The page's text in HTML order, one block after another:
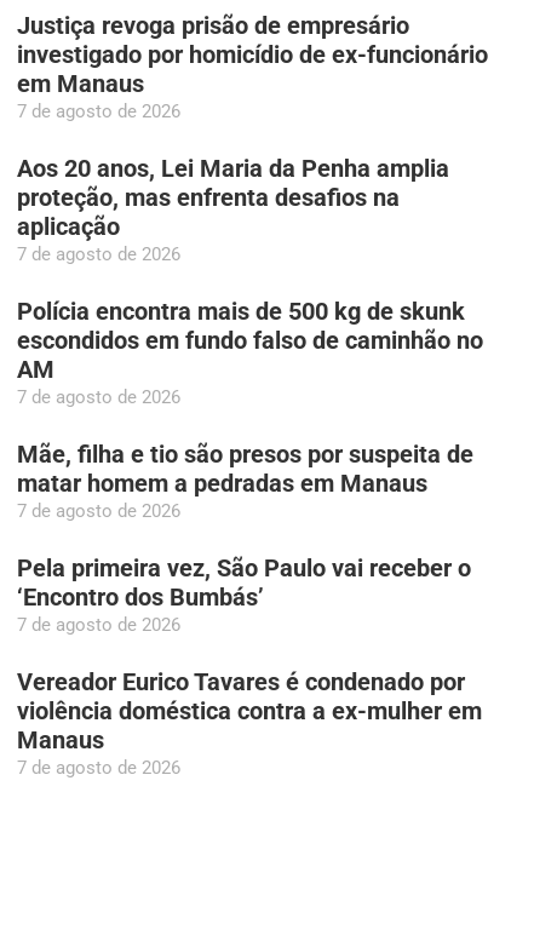
Justiça revoga prisão de empresário
investigado por homicídio de ex-funcionário
em Manaus
7 de agosto de 2026
Aos 20 anos, Lei Maria da Penha amplia
proteção, mas enfrenta desafios na
aplicação
7 de agosto de 2026
Polícia encontra mais de 500 kg de skunk
escondidos em fundo falso de caminhão no
AM
7 de agosto de 2026
Mãe, filha e tio são presos por suspeita de
matar homem a pedradas em Manaus
7 de agosto de 2026
Pela primeira vez, São Paulo vai receber o
‘Encontro dos Bumbás’
7 de agosto de 2026
Vereador Eurico Tavares é condenado por
violência doméstica contra a ex-mulher em
Manaus
7 de agosto de 2026